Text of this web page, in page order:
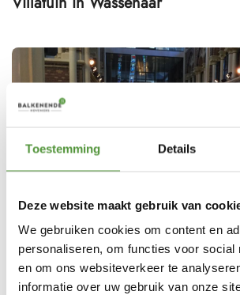
Toestemming Details
Deze website maakt gebruik van
We gebruiken cookies om content en
personaliseren, om functies voor social
en om ons websiteverkeer te
informatie over uw gebruik van onze
Kunstgras en Aanleg